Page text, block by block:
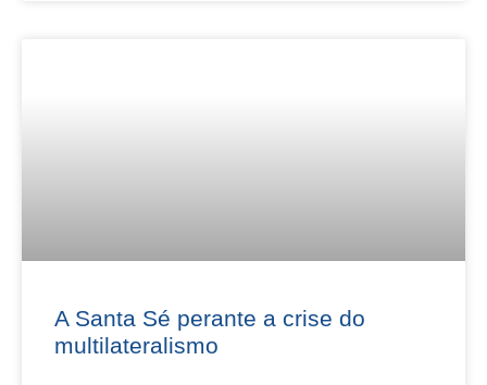
A Santa Sé perante a crise do
multilateralismo